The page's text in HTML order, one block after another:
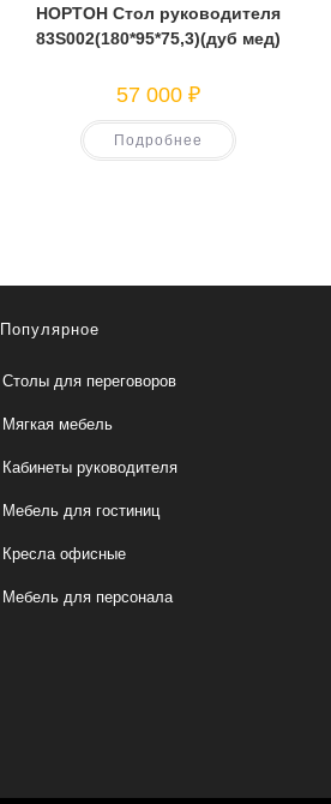
НОРТОН Стол руководителя
83S002(180*95*75,3)(дуб мед)
57 000 ₽
Подробнее
Популярное
Столы для переговоров
Мягкая мебель
Кабинеты руководителя
Мебель для гостиниц
Кресла офисные
Мебель для персонала